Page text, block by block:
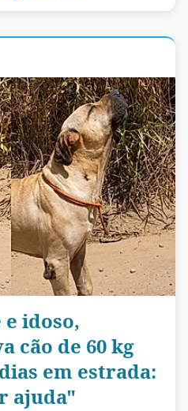
idoso,
cão de 60 kg
em estrada:
ajuda"